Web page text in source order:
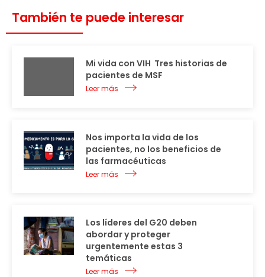
También te puede interesar
Mi vida con VIH  Tres historias de
pacientes de MSF
Leer más
Nos importa la vida de los
pacientes, no los beneficios de
las farmacéuticas
Leer más
Los líderes del G20 deben
abordar y proteger
urgentemente estas 3
temáticas
Leer más